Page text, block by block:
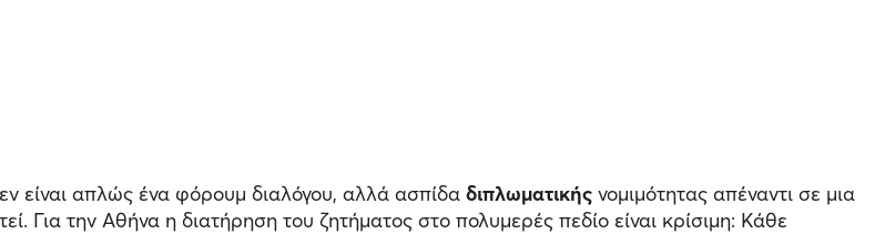
είναι απλώς ένα φόρουμ διαλόγου, αλλά ασπίδα διπλωματικής νομιμότητας απέναντι σε μια
Για την Αθήνα η διατήρηση του ζητήματος στο πολυμερές πεδίο είναι κρίσιμη: Κάθε